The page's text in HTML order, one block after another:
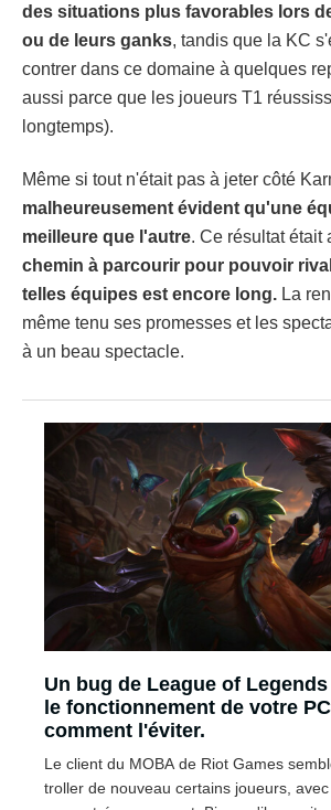
des situations plus favorables lors
ou de leurs ganks, tandis que la KC
contrer dans ce domaine à quelques
aussi parce que les joueurs T1
longtemps).
Même si tout n'était pas à jeter côté
malheureusement évident qu'une
meilleure que l'autre. Ce résultat était
chemin à parcourir pour pouvoir
telles équipes est encore long. La
même tenu ses promesses et les
à un beau spectacle.
Un bug de League of
le fonctionnement de votre
comment l'éviter.
Le client du MOBA de Riot Games
troller de nouveau certains joueurs,